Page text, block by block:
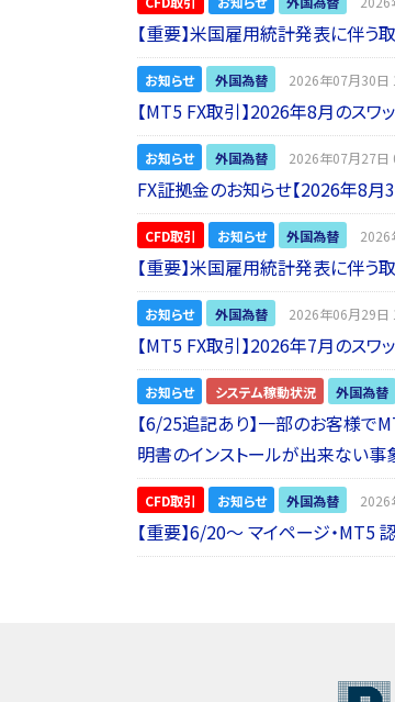
【重要】米国雇用統計発表に伴う
お知らせ 外国為替 2026年07月30日
【MT5 FX取引】2026年8月のス
お知らせ 外国為替 2026年07月27日
FX証拠金のお知らせ【2026年8月
CFD取引 お知らせ 外国為替 2026
【重要】米国雇用統計発表に伴う
お知らせ 外国為替 2026年06月29日
【MT5 FX取引】2026年7月のス
お知らせ システム稼動状況 外国為替
【6/25追記あり】一部のお客様で
明書のインストールが出来ない事
CFD取引 お知らせ 外国為替 2026
【重要】6/20～ マイページ・MT5